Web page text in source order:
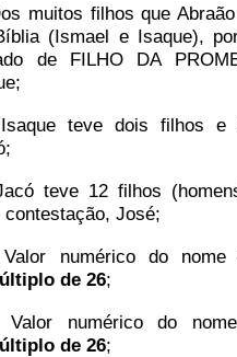
muitos filhos que
(Ismael e Isaque),
de FILHO DA
teve dois filhos e
teve 12 filhos
José;
numérico do nome
de 26;
numérico do
de 26;